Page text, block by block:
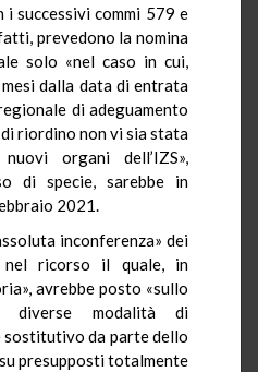
successivi commi 579 e
prevedono la nomina
solo «nel caso in cui,
dalla data di entrata
di adeguamento
riordino non vi sia stata
organi dell’IZS»,
di specie, sarebbe in
2021.
inconferenza» dei
nel ricorso il quale, in
avrebbe posto «sullo
diverse modalità di
da parte dello
presupposti totalmente